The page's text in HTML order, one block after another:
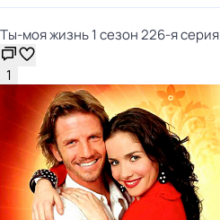
Ты-моя жизнь 1 сезон 226-я серия
1